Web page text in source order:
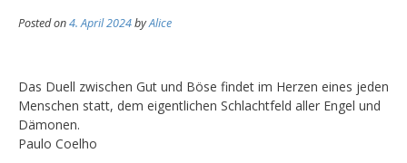
Posted on4. April 2024byAlice
Das Duell zwischen Gut und Böse findet im Herzen eines jeden
Menschen statt, dem eigentlichen Schlachtfeld aller Engel und
Dämonen.
Paulo Coelho